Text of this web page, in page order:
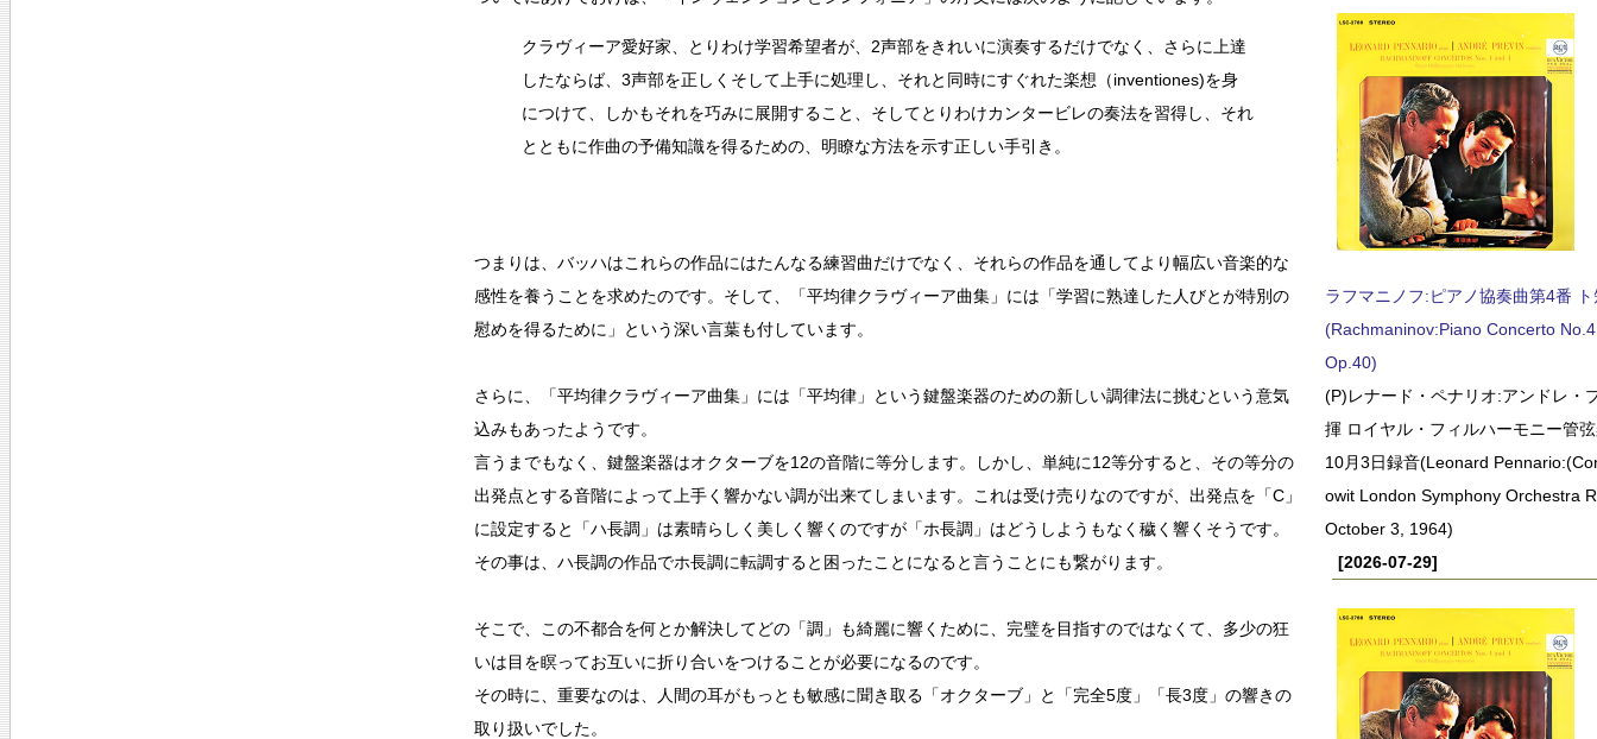
クラヴィーア愛好家、とりわけ学習希望者が、2声部をきれいに演奏するだけでなく、さらに上達
したならば、3声部を正しくそして上手に処理し、それと同時にすぐれた楽想（inventiones)を身
につけて、しかもそれを巧みに展開すること、そしてとりわけカンタービレの奏法を習得し、それ
とともに作曲の予備知識を得るための、明瞭な方法を示す正しい手引き。
つまりは、バッハはこれらの作品にはたんなる練習曲だけでなく、それらの作品を通してより幅広い音楽的な
感性を養うことを求めたのです。そして、「平均律クラヴィーア曲集」には「学習に熟達した人びとが特別の
慰めを得るために」という深い言葉も付しています。
さらに、「平均律クラヴィーア曲集」には「平均律」という鍵盤楽器のための新しい調律法に挑むという意気
込みもあったようです。
言うまでもなく、鍵盤楽器はオクターブを12の音階に等分します。しかし、単純に12等分すると、その等分の
出発点とする音階によって上手く響かない調が出来てしまいます。これは受け売りなのですが、出発点を「C」
に設定すると「ハ長調」は素晴らしく美しく響くのですが「ホ長調」はどうしようもなく穢く響くそうです。
その事は、ハ長調の作品でホ長調に転調すると困ったことになると言うことにも繋がります。
そこで、この不都合を何とか解決してどの「調」も綺麗に響くために、完璧を目指すのではなくて、多少の狂
いは目を瞑ってお互いに折り合いをつけることが必要になるのです。
その時に、重要なのは、人間の耳がもっとも敏感に聞き取る「オクターブ」と「完全5度」「長3度」の響きの
取り扱いでした。
ラフマニノフ:ピアノ協奏曲第4番
(Rachmaninov:Piano Concerto
Op.40)
(P)レナード・ペナリオ:アンドレ・
揮 ロイヤル・フィルハーモニー管
10月3日録音(Leonard
owit London Symphony Orchestra
October 3, 1964)
[2026-07-29]